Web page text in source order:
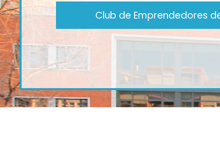
Club de Emprendedores